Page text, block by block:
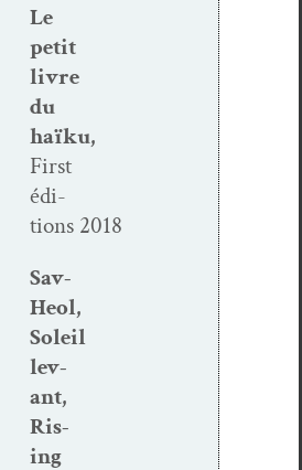
Le
petit
livre
du
haïku,
First
édi­
tions 2018
Sav-
Heol,
Soleil
lev­
ant,
Ris­
ing